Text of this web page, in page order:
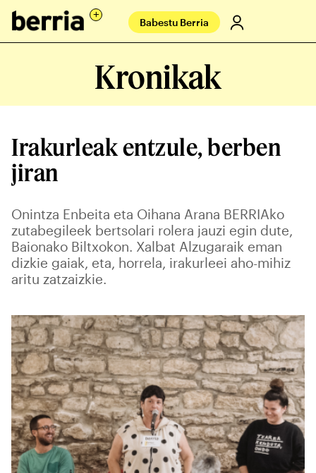
Babestu Berria
Kronikak
Irakurleak entzule, berben
jiran
Onintza Enbeita eta Oihana Arana BERRIAko
zutabegileek bertsolari rolera jauzi egin dute,
Baionako Biltxokon. Xalbat Alzugaraik eman
dizkie gaiak, eta, horrela, irakurleei aho-mihiz
aritu zatzaizkie.